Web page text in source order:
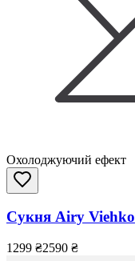
Охолоджуючий ефект
Сукня Airy Viehko
1299 ₴2590 ₴